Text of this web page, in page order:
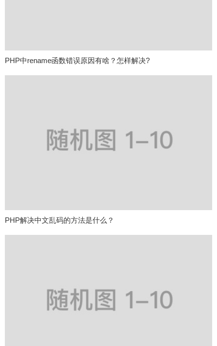
PHP中rename函数错误原因有啥？怎样解决?
PHP解决中文乱码的方法是什么？